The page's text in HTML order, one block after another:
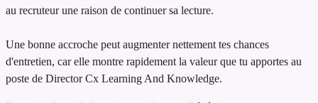
au recruteur une raison de continuer sa lecture.
Une bonne accroche peut augmenter nettement tes chances
d'entretien, car elle montre rapidement la valeur que tu apportes au
poste de Director Cx Learning And Knowledge.